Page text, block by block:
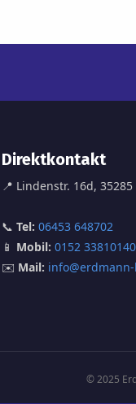
Direktkontakt
📍 Lindenstr. 16d,
📞Tel: 06453 648702
📱 Mobil: 0152 33810140
✉️ Mail:
©2025